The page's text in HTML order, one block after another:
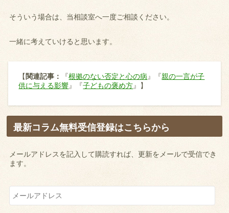
そういう場合は、当相談室へ一度ご相談ください。
一緒に考えていけると思います。
【 関連記事： 『根拠のない否定と心の病』『親の一言が子
供に与える影響』『子どもの褒め方』】
最新コラム無料受信登録はこちらから
メールアドレスを記入して購読すれば、更新をメールで受信でき
ます。
メ
ー
ル